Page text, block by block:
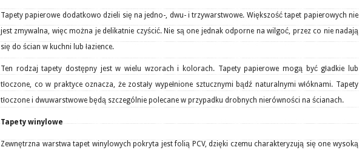
Tapety papierowe dodatkowo dzieli się na jedno-, dwu- i trzywarstwowe. Większość tapet papierowych nie
jest zmywalna, więc można je delikatnie czyścić. Nie są one jednak odporne na wilgoć, przez co nie nadają
się do ścian w kuchni lub łazience.
Ten rodzaj tapety dostępny jest w wielu wzorach i kolorach. Tapety papierowe mogą być gładkie lub
tłoczone, co w praktyce oznacza, że zostały wypełnione sztucznymi bądź naturalnymi włóknami. Tapety
tłoczone i dwuwarstwowe będą szczególnie polecane w przypadku drobnych nierówności na ścianach.
Tapety winylowe
Zewnętrzna warstwa tapet winylowych pokryta jest folią PCV, dzięki czemu charakteryzują się one wysoką